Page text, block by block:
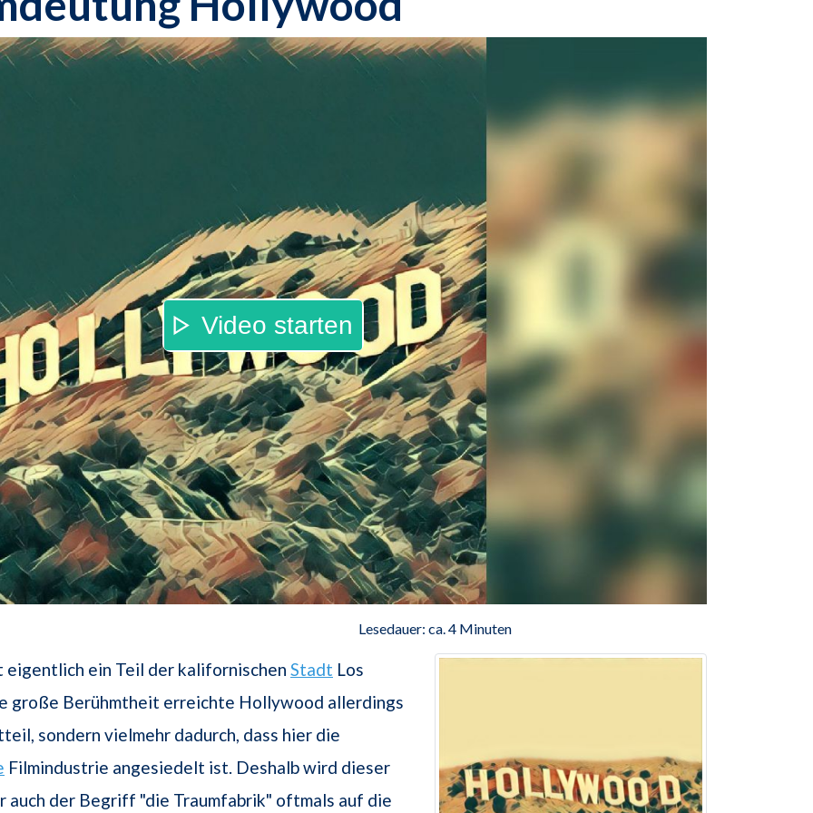
Video starten
Lesedauer: ca. 4 Minuten
ein Teil der kalifornischen Stadt Los
große Berühmtheit erreichte Hollywood allerdings
sondern vielmehr dadurch, dass hier die
Filmindustrie angesiedelt ist. Deshalb wird dieser
auch der Begriff "die Traumfabrik" oftmals auf die